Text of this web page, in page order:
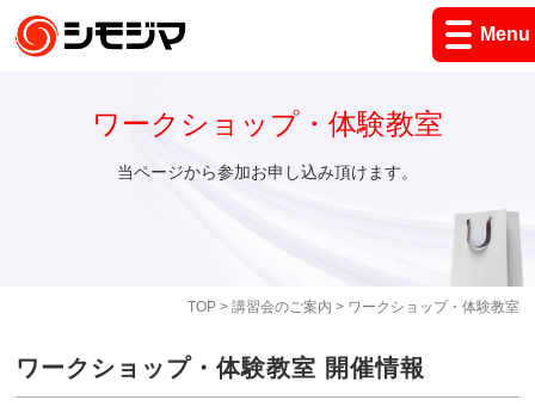
Menu
TOP> 講習会のご案内 > ワークショップ・体験教室
ワークショップ・体験教室
当ページから参加お申し込み頂けます。
ワークショップ・体験教室 開催情報